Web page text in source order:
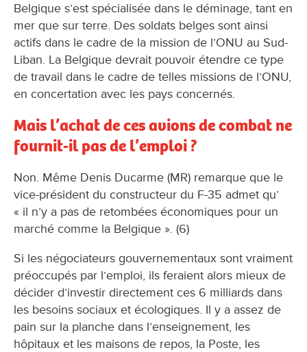
Belgique s’est spécialisée dans le déminage, tant en
mer que sur terre. Des soldats belges sont ainsi
actifs dans le cadre de la mission de l’ONU au Sud-
Liban. La Belgique devrait pouvoir étendre ce type
de travail dans le cadre de telles missions de l’ONU,
en concertation avec les pays concernés.
Mais l’achat de ces avions de combat ne
fournit-il pas de l’emploi ?
Non. Même Denis Ducarme (MR) remarque que le
vice-président du constructeur du F-35 admet qu’
« il n’y a pas de retombées économiques pour un
marché comme la Belgique ». (6)
Si les négociateurs gouvernementaux sont vraiment
préoccupés par l’emploi, ils feraient alors mieux de
décider d’investir directement ces 6 milliards dans
les besoins sociaux et écologiques. Il y a assez de
pain sur la planche dans l’enseignement, les
hôpitaux et les maisons de repos, la Poste, les